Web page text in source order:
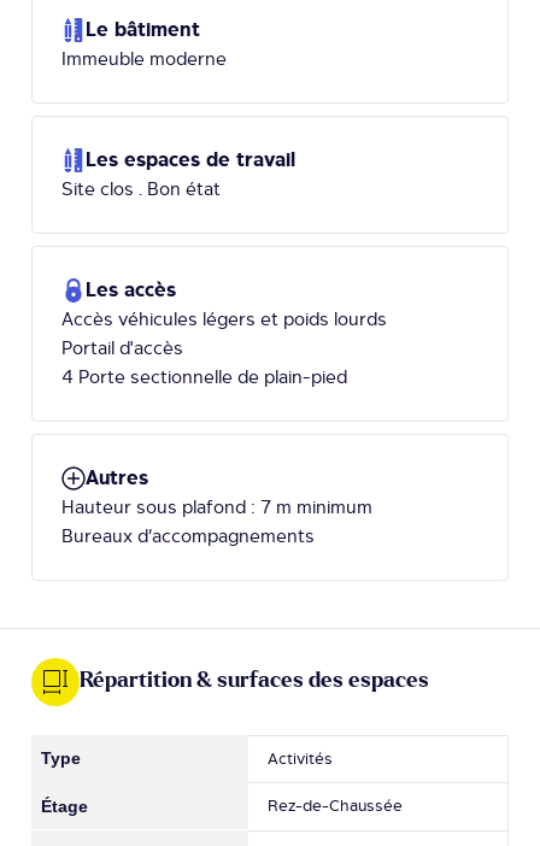
Le bâtiment
Immeuble moderne
Les espaces de travail
Site clos . Bon état
Les accès
Accès véhicules légers et poids lourds
Portail d'accès
4 Porte sectionnelle de plain-pied
Autres
Hauteur sous plafond : 7 m minimum
Bureaux d’accompagnements
Répartition & surfaces des espaces
Activités
Rez-de-Chaussée